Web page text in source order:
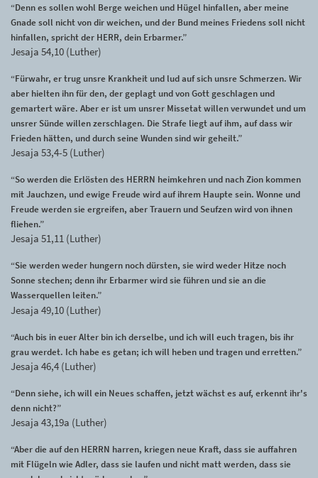
“Denn es sollen wohl Berge weichen und Hügel hinfallen, aber meine
Gnade soll nicht von dir weichen, und der Bund meines Friedens soll nicht
hinfallen, spricht der HERR, dein Erbarmer.”
Jesaja 54,10 (Luther)
“Fürwahr, er trug unsre Krankheit und lud auf sich unsre Schmerzen. Wir
aber hielten ihn für den, der geplagt und von Gott geschlagen und
gemartert wäre. Aber er ist um unsrer Missetat willen verwundet und um
unsrer Sünde willen zerschlagen. Die Strafe liegt auf ihm, auf dass wir
Frieden hätten, und durch seine Wunden sind wir geheilt.”
Jesaja 53,4-5 (Luther)
“So werden die Erlösten des HERRN heimkehren und nach Zion kommen
mit Jauchzen, und ewige Freude wird auf ihrem Haupte sein. Wonne und
Freude werden sie ergreifen, aber Trauern und Seufzen wird von ihnen
fliehen.”
Jesaja 51,11 (Luther)
“Sie werden weder hungern noch dürsten, sie wird weder Hitze noch
Sonne stechen; denn ihr Erbarmer wird sie führen und sie an die
Wasserquellen leiten.”
Jesaja 49,10 (Luther)
“Auch bis in euer Alter bin ich derselbe, und ich will euch tragen, bis ihr
grau werdet. Ich habe es getan; ich will heben und tragen und erretten.”
Jesaja 46,4 (Luther)
“Denn siehe, ich will ein Neues schaffen, jetzt wächst es auf, erkennt ihr's
denn nicht?”
Jesaja 43,19a (Luther)
“Aber die auf den HERRN harren, kriegen neue Kraft, dass sie auffahren
mit Flügeln wie Adler, dass sie laufen und nicht matt werden, dass sie